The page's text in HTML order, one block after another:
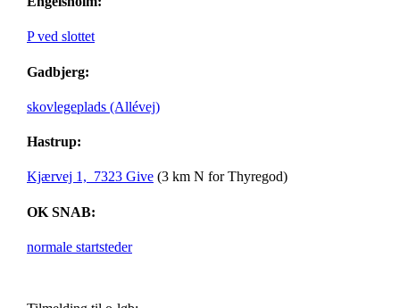
P ved slottet
Gadbjerg:
skovlegeplads (Allévej)
Hastrup:
Kjærvej 1, 7323 Give (3 km N for Thyregod)
OK SNAB:
normale startsteder